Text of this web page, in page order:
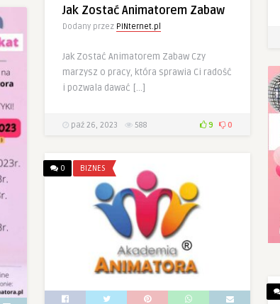
Jak Zostać Animatorem Zabaw
Dodany przez PINternet.pl
Jak Zostać Animatorem Zabaw Czy
marzysz o pracy, która sprawia Ci radość
i pozwala dawać […]
paź 26, 2023 588 9 0
0 BIZNES